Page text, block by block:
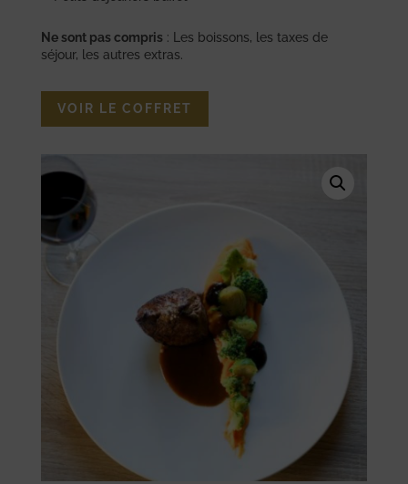
Ne sont pas compris: Les boissons, les taxes de
séjour, les autres extras.
VOIR LE COFFRET